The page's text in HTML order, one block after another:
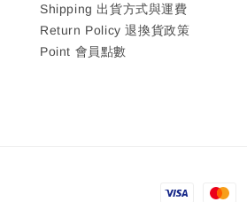
Shipping 出貨方式與運費
Return Policy 退換貨政策
Point 會員點數